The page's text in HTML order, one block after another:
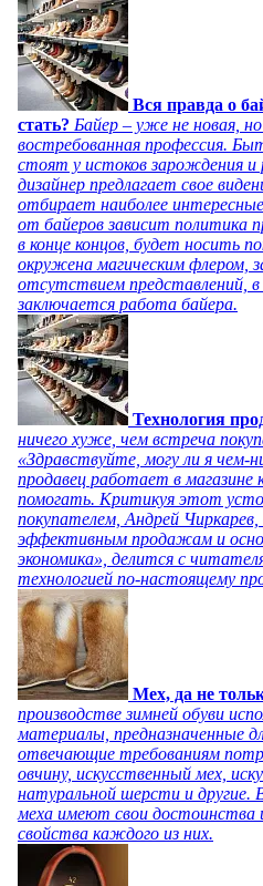
Вся правда о
стать? Байер – уже не новая,
востребованная профессия.
стоят у истоков зарождения и
дизайнер предлагает свое
отбирает наиболее
от байеров зависит политика
в конце концов, будет носить
окружена магическим флером,
отсутствием представлений,
заключается работа байера.
Технология
ничего хуже, чем встреча
«Здравствуйте, могу ли я чем-
продавец работает в магазине
помогать. Критикуя этот
покупателем, Андрей Чиркарев,
эффективным продажам и
экономика», делится с
технологией по-настоящему
Мех, да не
производстве зимней обуви
материалы, предназначенные
отвечающие требованиям
овчину, искусственный мех,
натуральной шерсти и другие.
меха имеют свои достоинства
свойства каждого из них.